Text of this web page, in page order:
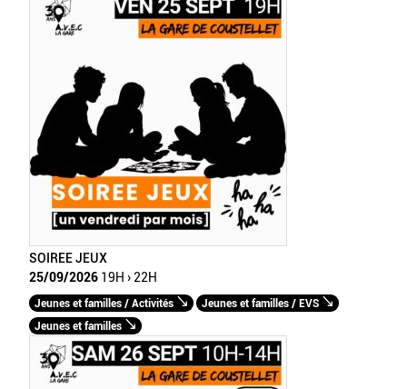
SOIREE JEUX
25/09/2026 19H › 22H
Jeunes et familles / Activités
Jeunes et familles / EVS
Jeunes et familles